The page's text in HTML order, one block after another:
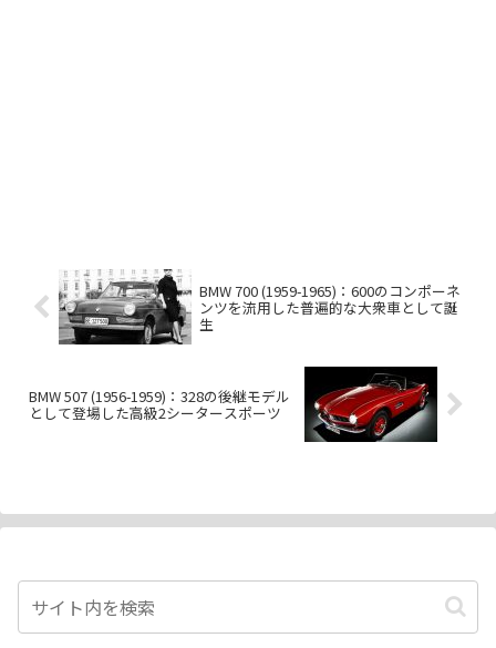
BMW 700 (1959-1965)：600のコンポーネ
ンツを流用した普遍的な大衆車として誕
生
BMW 507 (1956-1959)：328の後継モデル
として登場した高級2シータースポーツ